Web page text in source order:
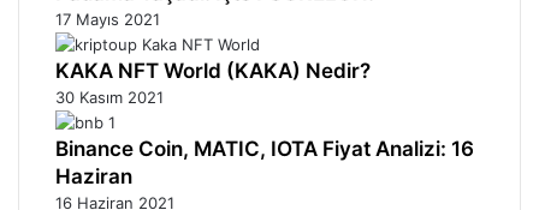
17 Mayıs 2021
KAKA NFT World (KAKA) Nedir?
30 Kasım 2021
Binance Coin, MATIC, IOTA Fiyat Analizi: 16
Haziran
16 Haziran 2021